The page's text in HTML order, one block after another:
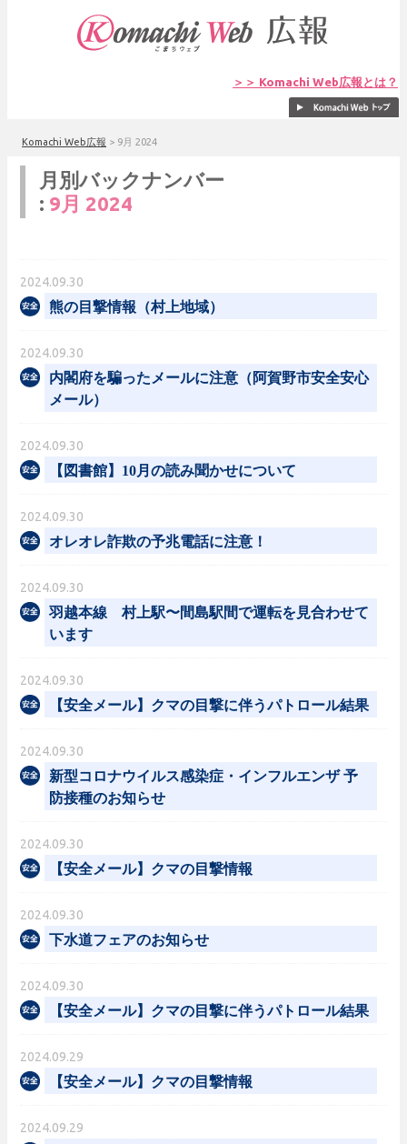
＞＞ Komachi Web広報とは？
Komachi Web広報 > 9月 2024
月別バックナンバー
: 9月 2024
2024.09.30
熊の目撃情報（村上地域）
2024.09.30
内閣府を騙ったメールに注意（阿賀野市安全安心
メール）
2024.09.30
【図書館】10月の読み聞かせについて
2024.09.30
オレオレ詐欺の予兆電話に注意！
2024.09.30
羽越本線 村上駅〜間島駅間で運転を見合わせて
います
2024.09.30
【安全メール】クマの目撃に伴うパトロール結果
2024.09.30
新型コロナウイルス感染症・インフルエンザ 予
防接種のお知らせ
2024.09.30
【安全メール】クマの目撃情報
2024.09.30
下水道フェアのお知らせ
2024.09.30
【安全メール】クマの目撃に伴うパトロール結果
2024.09.29
【安全メール】クマの目撃情報
2024.09.29